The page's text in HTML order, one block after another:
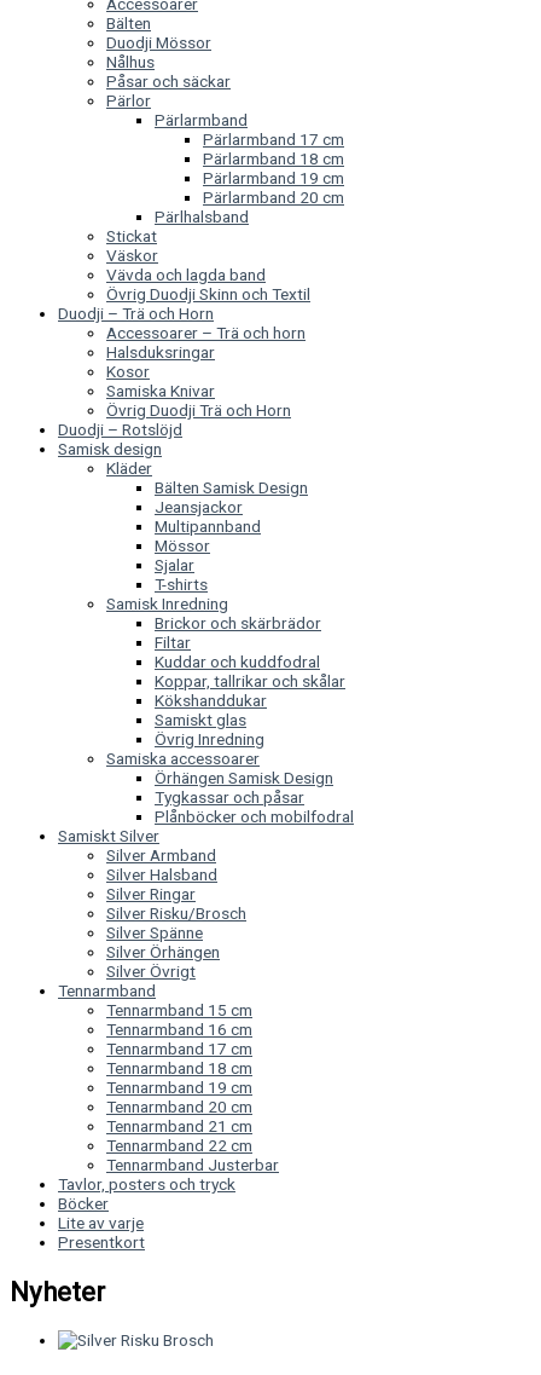
Accessoarer
Bälten
Duodji Mössor
Nålhus
Påsar och säckar
Pärlor
Pärlarmband
Pärlarmband 17 cm
Pärlarmband 18 cm
Pärlarmband 19 cm
Pärlarmband 20 cm
Pärlhalsband
Stickat
Väskor
Vävda och lagda band
Övrig Duodji Skinn och Textil
Duodji – Trä och Horn
Accessoarer – Trä och horn
Halsduksringar
Kosor
Samiska Knivar
Övrig Duodji Trä och Horn
Duodji – Rotslöjd
Samisk design
Kläder
Bälten Samisk Design
Jeansjackor
Multipannband
Mössor
Sjalar
T-shirts
Samisk Inredning
Brickor och skärbrädor
Filtar
Kuddar och kuddfodral
Koppar, tallrikar och skålar
Kökshanddukar
Samiskt glas
Övrig Inredning
Samiska accessoarer
Örhängen Samisk Design
Tygkassar och påsar
Plånböcker och mobilfodral
Samiskt Silver
Silver Armband
Silver Halsband
Silver Ringar
Silver Risku/Brosch
Silver Spänne
Silver Örhängen
Silver Övrigt
Tennarmband
Tennarmband 15 cm
Tennarmband 16 cm
Tennarmband 17 cm
Tennarmband 18 cm
Tennarmband 19 cm
Tennarmband 20 cm
Tennarmband 21 cm
Tennarmband 22 cm
Tennarmband Justerbar
Tavlor, posters och tryck
Böcker
Lite av varje
Presentkort
Nyheter